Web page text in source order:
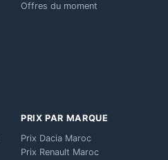
Offres du moment
PRIX PAR MARQUE
Prix Dacia Maroc
Prix Renault Maroc